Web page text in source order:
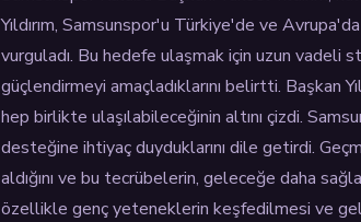
Yıldırım, Samsunspor'u Türkiye'de ve
vurguladı. Bu hedefe ulaşmak için uzun vadeli
güçlendirmeyi amaçladıklarını belirtti. Başkan
hep birlikte ulaşılabileceğinin altını çizdi.
desteğine ihtiyaç duyduklarını dile getirdi.
aldığını ve bu tecrübelerin, geleceğe daha
özellikle genç yeteneklerin keşfedilmesi ve